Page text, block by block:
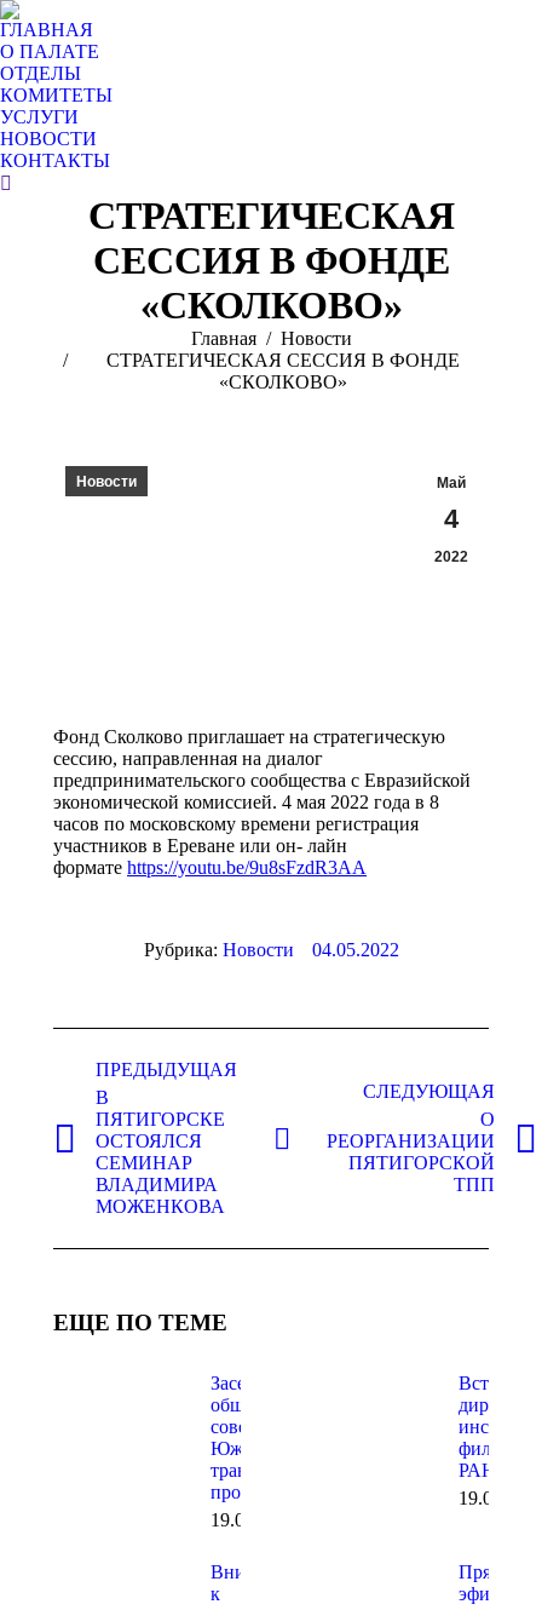
ГЛАВНАЯ
О ПАЛАТЕ
ОТДЕЛЫ
КОМИТЕТЫ
УСЛУГИ
НОВОСТИ
КОНТАКТЫ
Поиск:
СТРАТЕГИЧЕСКАЯ
СЕССИЯ В ФОНДЕ
«СКОЛКОВО»
Главная
Новости
СТРАТЕГИЧЕСКАЯ СЕССИЯ В ФОНДЕ
«СКОЛКОВО»
Май
4
2022
Новости
Фонд Сколково приглашает на стратегическую
сессию, направленная на диалог
предпринимательского сообщества с Евразийской
экономической комиссией. 4 мая 2022 года в 8
часов по московскому времени регистрация
участников в Ереване или он- лайн
формате https://youtu.be/9u8sFzdR3AA
Рубрика: Новости 04.05.2022
записям
ПРЕДЫДУЩАЯ
Предыдущая
запись:
В
ПЯТИГОРСКЕ
ОСТОЯЛСЯ
СЕМИНАР
ВЛАДИМИРА
МОЖЕНКОВА
СЛЕДУЮЩАЯ
Следующая
запись:
О
РЕОРГАНИЗАЦИИ
ПЯТИГОРСКОЙ
ТПП
ЕЩЕ ПО ТЕМЕ
Заседание
общественного
совета при
Южной
транспортной
прокуратуре
19.06.2026
Встреча с
филиала
Внимание
к
Прямой
эфир на